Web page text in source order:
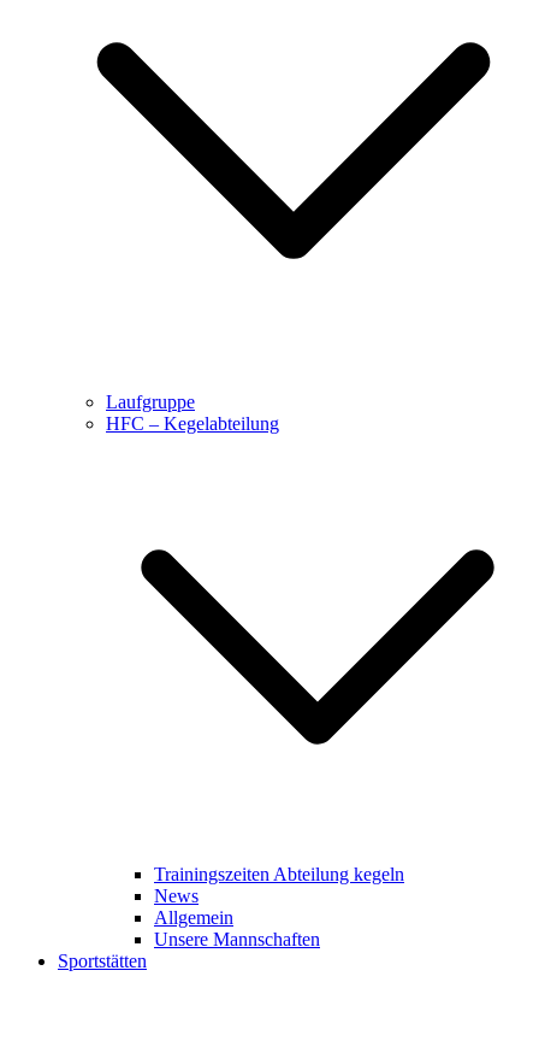
Laufgruppe
HFC – Kegelabteilung
Trainingszeiten Abteilung kegeln
News
Allgemein
Unsere Mannschaften
Sportstätten